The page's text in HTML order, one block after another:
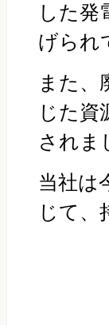
した発
げられ
また、
じた資
されま
当社は
じて、